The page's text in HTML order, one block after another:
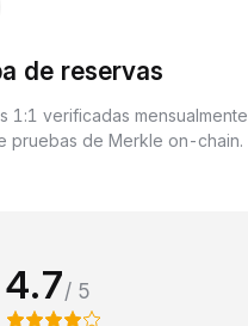
de reservas
1:1 verificadas mensualmente
pruebas de Merkle on-chain.
4.7/ 5